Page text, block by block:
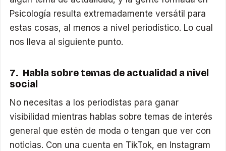
Psicología resulta extremadamente versátil para
estas cosas, al menos a nivel periodístico. Lo cual
nos lleva al siguiente punto.
7. Habla sobre temas de actualidad a nivel
social
No necesitas a los periodistas para ganar
visibilidad mientras hablas sobre temas de interés
general que estén de moda o tengan que ver con
noticias. Con una cuenta en TikTok, en Instagram